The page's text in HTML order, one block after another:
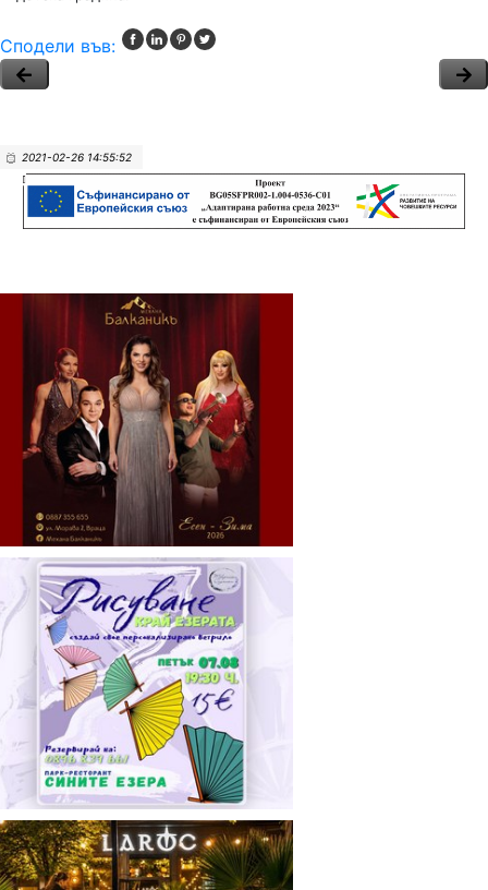
Сподели във:
2021-02-26 14:55:52